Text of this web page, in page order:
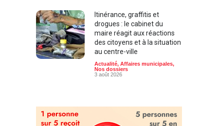
Itinérance, graffitis et
drogues : le cabinet du
maire réagit aux réactions
des citoyens et à la situation
au centre-ville
Actualité, Affaires municipales,
Nos dossiers
3 août 2026